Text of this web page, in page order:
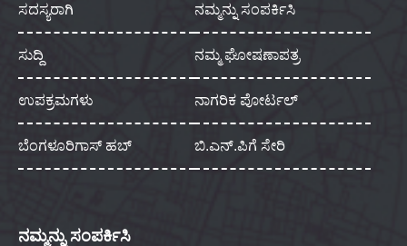
ಸದಸ್ಯರಾಗಿ ನಮ್ಮನ್ನು ಸಂಪರ್ಕಿಸಿ
ಸುದ್ದಿ ನಮ್ಮ ಘೋಷಣಾಪತ್ರ
ಉಪಕ್ರಮಗಳು ನಾಗರಿಕ ಪೋರ್ಟಲ್
ಬೆಂಗಳೂರಿಗಾಸ್ ಹಬ್ ಬಿ.ಎನ್.ಪಿಗೆ ಸೇರಿ
ನಮ್ಮನ್ನು ಸಂಪರ್ಕಿಸಿ